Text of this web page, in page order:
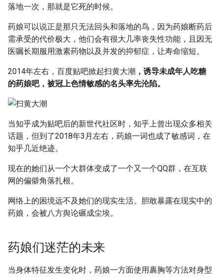
落地一次，那就是它死的时候。
药娘可以说正是那只无法回头和落地的鸟，因为药娘断药后
需承受的代价极大，他们会有很大几率丧失性功能，且因无
医嘱长期服用激素药物以及并发的抑郁症，让寿命缩短。
2014年左右，百度贴吧掀起扫黄大潮 ，诱导未成年人吃糖
的药娘吧，被冠上色情敏感的名头率先沦陷。
当知乎成为贴吧后的新世代社区时，知乎上曾出现众多相关
话题，但到了2018年3月左右，药娘一词也成了敏感词，在
知乎几近绝迹。
现在的她们从一个大群体变成了一个又一个QQ群，在互联
网的偏僻角落扎根。
网络上的困境远不及她们的现实生活。胆敢暴露在现实中的
药娘，会被八方舆论碾成尘埃。
药娘们迷茫的未来
当身体特征发生变化时，药娘一方面使用裹胸等方法对身型